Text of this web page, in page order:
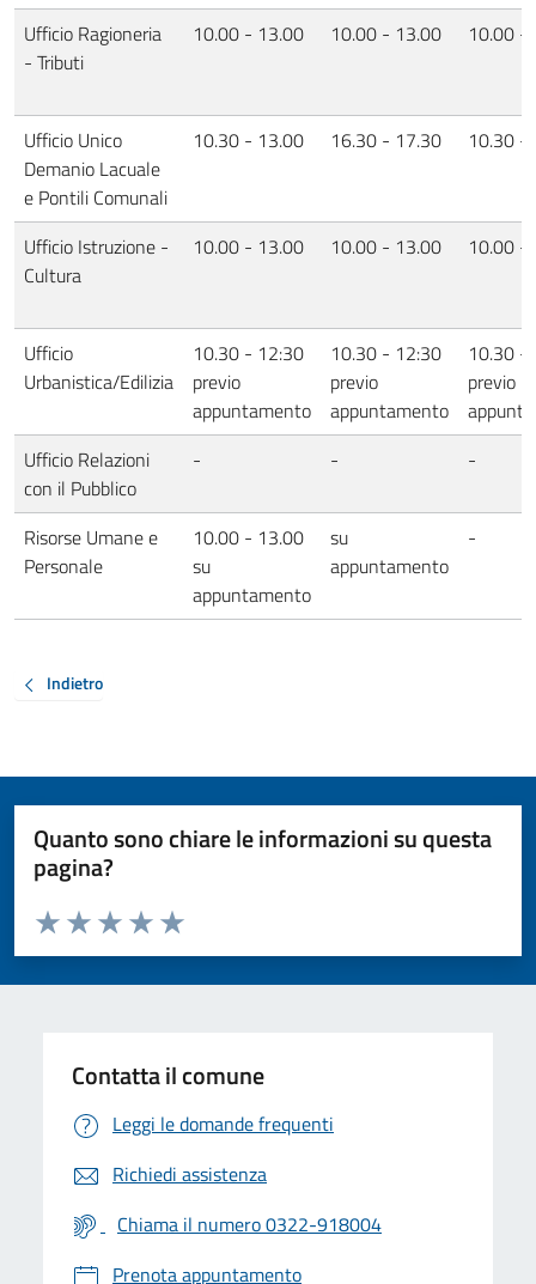
Ufficio Ragioneria
- Tributi
10.00 - 13.00 10.00 - 13.00 10.00 -
Ufficio Unico
Demanio Lacuale
e Pontili Comunali
10.30 - 13.00 16.30 - 17.30 10.30 -
Ufficio Istruzione -
Cultura
10.00 - 13.00 10.00 - 13.00 10.00 -
Ufficio
Urbanistica/Edilizia
10.30 - 12:30
previo
appuntamento
10.30 - 12:30
previo
appuntamento
10.30 -
previo
Ufficio Relazioni
con il Pubblico
- - -
Risorse Umane e
Personale
10.00 - 13.00
su
appuntamento
su
appuntamento
-
Indietro
Quanto sono chiare le informazioni su questa
pagina?
Valuta da 1 a 5 stelle la pagina
Valuta 5 stelle su 5
Valuta 4 stelle su 5
Valuta 3 stelle su 5
Valuta 2 stelle su 5
Valuta 1 stelle su 5
Contatta il comune
Leggi le domande frequenti
Richiedi assistenza
Chiama il numero 0322-918004
Prenota appuntamento